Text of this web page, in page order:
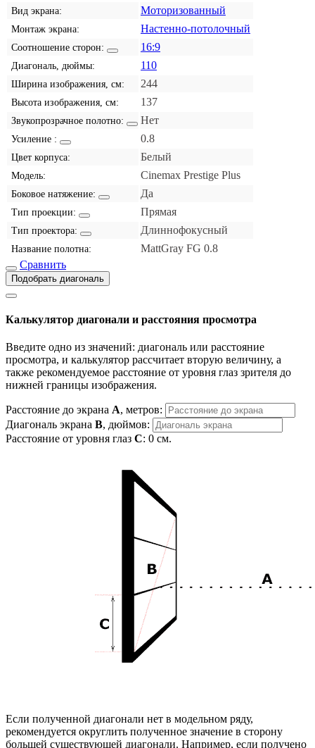
Вид экрана: Моторизованный
Монтаж экрана: Настенно-потолочный
Соотношение сторон: 16:9
Диагональ, дюймы: 110
Ширина изображения, см: 244
Высота изображения, см: 137
Звукопрозрачное полотно: Нет
Усиление : 0.8
Цвет корпуса: Белый
Модель: Cinemax Prestige Plus
Боковое натяжение: Да
Тип проекции: Прямая
Тип проектора: Длиннофокусный
Название полотна:
MattGray FG 0.8
Сравнить
Подобрать диагональ
Калькулятор диагонали и расстояния просмотра
Введите одно из значений: диагональ или расстояние
просмотра, и калькулятор рассчитает вторую величину, а
также рекомендуемое расстояние от уровня глаз зрителя до
нижней границы изображения.
Расстояние до экрана A, метров:
Диагональ экрана B, дюймов:
Расстояние от уровня глаз C: 0 см.
Если полученной диагонали нет в модельном ряду,
рекомендуется округлить полученное значение в сторону
большей существующей диагонали. Например, если получено